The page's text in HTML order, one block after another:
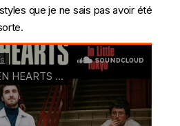
que je ne sais pas avoir été